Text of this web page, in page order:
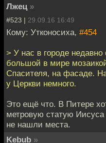
Лжец »
#523 | 29.09.16 16:49
Кому: Утконосиха, #454
> У нас в городе
большой в мире
Спасителя, на фасаде.
у Церкви немного.
Это ещё что. В Питере
метровую статую
не нашли места.
Kebub »